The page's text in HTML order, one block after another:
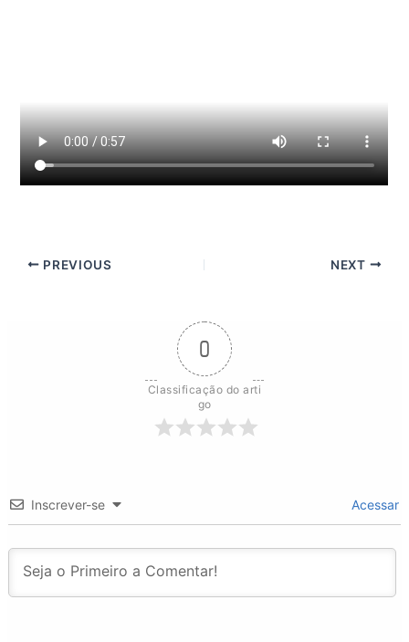
PREVIOUS NEXT
0
Classificação do arti
go
Inscrever-se Acessar